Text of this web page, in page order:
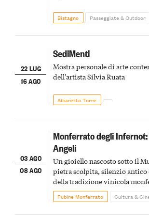
Bistagno Passeggiate & Outdoor
22 LUG
16 AGO
SediMenti
Mostra personale di arte
dell'artista Silvia Ruata
Albaretto Torre
03 AGO
08 AGO
Monferrato degli
Angeli
Un gioiello nascosto sotto il
pietra scolpita, silenzio antico
della tradizione vinicola
Fubine Monferrato Cultura &